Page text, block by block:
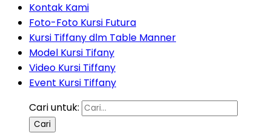
Kontak Kami
Foto-Foto Kursi Futura
Kursi Tiffany dlm Table Manner
Model Kursi Tifany
Video Kursi Tiffany
Event Kursi Tiffany
Cari untuk: